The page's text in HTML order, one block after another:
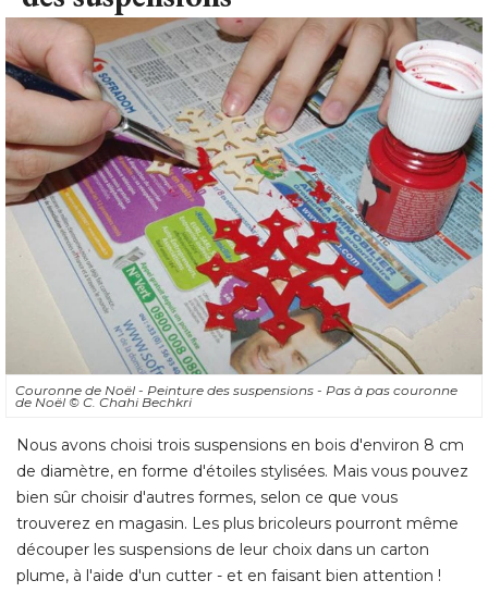
Couronne de Noël - Peinture des suspensions - Pas à pas couronne
de Noël © C. Chahi Bechkri
Nous avons choisi trois suspensions en bois d'environ 8 cm
de diamètre, en forme d'étoiles stylisées. Mais vous pouvez
bien sûr choisir d'autres formes, selon ce que vous
trouverez en magasin. Les plus bricoleurs pourront même
découper les suspensions de leur choix dans un carton
plume, à l'aide d'un cutter - et en faisant bien attention !